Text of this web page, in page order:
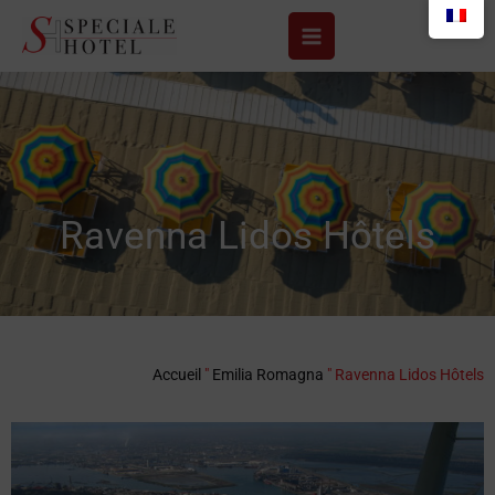
contenu
Ravenna Lidos Hôtels
Accueil " Emilia Romagna " Ravenna Lidos Hôtels